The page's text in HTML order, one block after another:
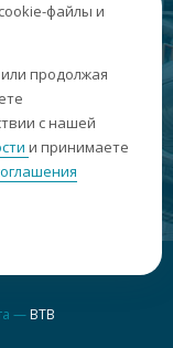
204
—BTB
файлы и
продолжая
с нашей
и принимаете